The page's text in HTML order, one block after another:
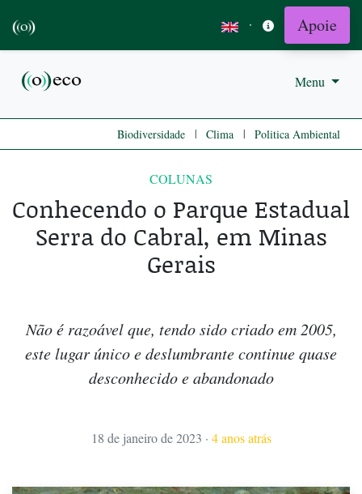
· Apoie
Menu
Biodiversidade | Clima | Politica Ambiental
COLUNAS
Conhecendo o Parque Estadual
Serra do Cabral, em Minas
Gerais
Não é razoável que, tendo sido criado em 2005,
este lugar único e deslumbrante continue quase
desconhecido e abandonado
18 de janeiro de 2023 · 4 anos atrás